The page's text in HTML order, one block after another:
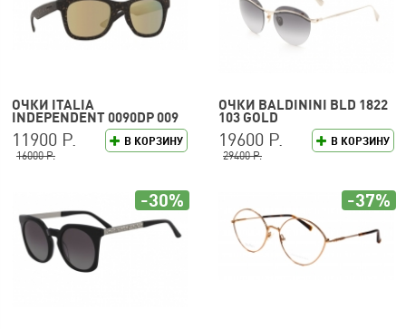
ОЧКИ ITALIA
INDEPENDENT 0090DP 009
120
В КОРЗИНУ
11900 Р.
16000 Р.
ОЧКИ BALDININI BLD 1822
103 GOLD
В КОРЗИНУ
19600 Р.
29400 Р.
-30% -37%